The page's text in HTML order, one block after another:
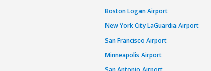
Boston Logan Airport
New York City LaGuardia Airport
San Francisco Airport
Minneapolis Airport